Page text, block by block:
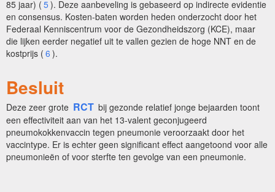
85 jaar) ( 5). Deze aanbeveling is gebaseerd op indirecte evidentie
en consensus. Kosten-baten worden heden onderzocht door het
Federaal Kenniscentrum voor de Gezondheidszorg (KCE), maar
die lijken eerder negatief uit te vallen gezien de hoge NNT en de
kostprijs ( 6 ).
Besluit
Deze zeer grote RCT bij gezonde relatief jonge bejaarden toont
een effectiviteit aan van het 13-valent geconjugeerd
pneumokokkenvaccin tegen pneumonie veroorzaakt door het
vaccintype. Er is echter geen significant effect aangetoond voor alle
pneumonieën of voor sterfte ten gevolge van een pneumonie.